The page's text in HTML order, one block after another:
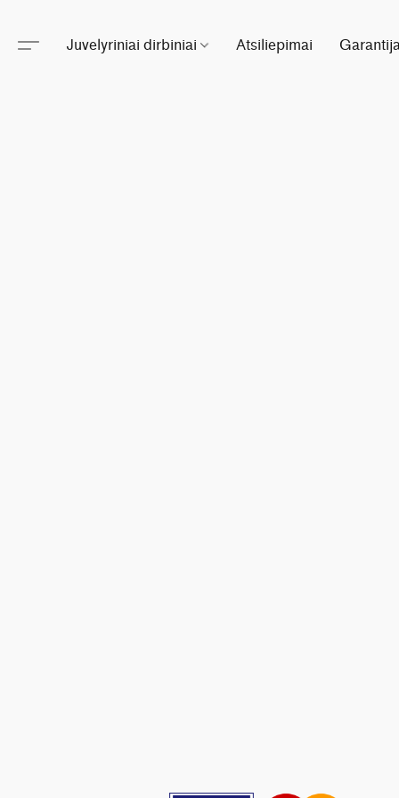
Juvelyriniai dirbiniai Atsiliepimai